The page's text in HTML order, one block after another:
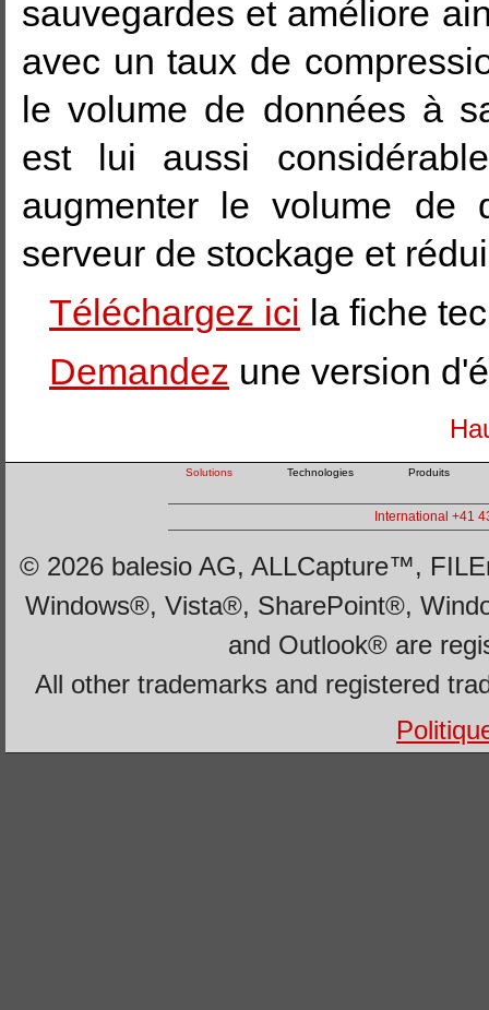
sauvegardes et améliore
avec un taux de
le volume de données à
est lui aussi
augmenter le volume de
serveur de stockage et
Téléchargez ici la fiche
Demandez une version
Solutions Technologies Produits
International +41
© 2026 balesio AG, ALLCapture™,
Windows®, Vista®, SharePoint®,
and Outlook® are
All other trademarks and registered